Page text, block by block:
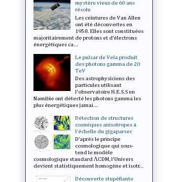
mystère vieux de 60 ans
résolu
Les ceintures de Van Allen
ont été découvertes en
1958. Elles sont constituées
majoritairement de protons et d’électrons
énergétiques ca...
Le pulsar de Vela produit
des photons gamma de 20
TeV
Des astrophysiciens des
particules utilisant
l'observatoire H.E.S.S en
Namibie ont détecté les photons gamma les
plus énergétiques jamai...
Détection de structures
cosmiques anisotropes à
l'échelle du gigaparsec
D’après le principe
cosmologique qui sous-
tend le modèle
cosmologique standard ΛCDM, l'Univers
devient statistiquement homogène et isotr...
Découverte stupéfiante